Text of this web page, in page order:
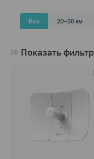
Все 20~30 км
Показать фильтр